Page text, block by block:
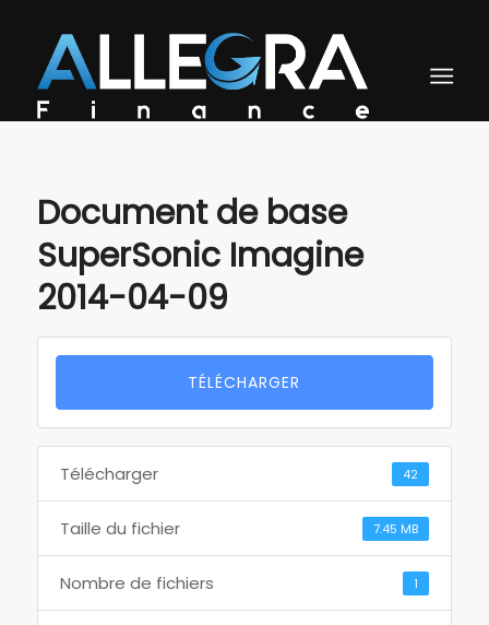
Document de base
SuperSonic Imagine
2014-04-09
TÉLÉCHARGER
Télécharger 42
Taille du fichier 7.45 MB
Nombre de fichiers 1